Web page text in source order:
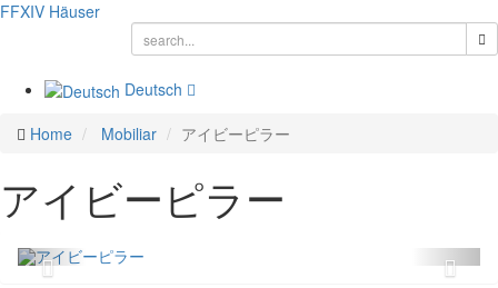
FFXIV Häuser
Deutsch
Home Mobiliar アイビーピラー
アイビーピラー